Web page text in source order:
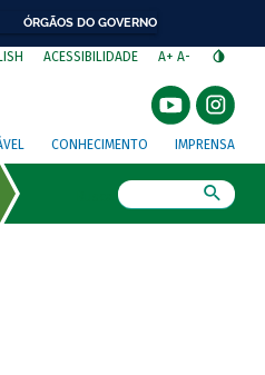
ÓRGÃOS DO GOVERNO
ACESSIBILIDADE A+ A-
CONHECIMENTO IMPRENSA